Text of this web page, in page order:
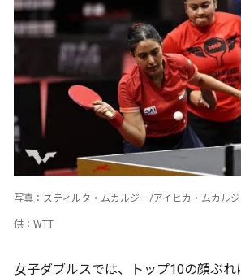
写真：スティルタ・ムカルジー/アイヒカ・ムカル
供：WTT
女子ダブルスでは、トップ10の顔ぶれ